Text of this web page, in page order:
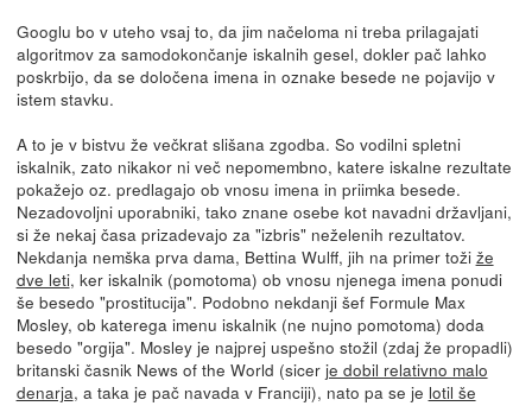
Googlu bo v uteho vsaj to, da jim načeloma ni treba prilagajati
algoritmov za samodokončanje iskalnih gesel, dokler pač lahko
poskrbijo, da se določena imena in oznake besede ne pojavijo v
istem stavku.
A to je v bistvu že večkrat slišana zgodba. So vodilni spletni
iskalnik, zato nikakor ni več nepomembno, katere iskalne rezultate
pokažejo oz. predlagajo ob vnosu imena in priimka besede.
Nezadovoljni uporabniki, tako znane osebe kot navadni državljani,
si že nekaj časa prizadevajo za "izbris" neželenih rezultatov.
Nekdanja nemška prva dama, Bettina Wulff, jih na primer toži že
dve leti, ker iskalnik (pomotoma) ob vnosu njenega imena ponudi
še besedo "prostitucija". Podobno nekdanji šef Formule Max
Mosley, ob katerega imenu iskalnik (ne nujno pomotoma) doda
besedo "orgija". Mosley je najprej uspešno stožil (zdaj že propadli)
britanski časnik News of the World (sicer je dobil relativno malo
denarja, a taka je pač navada v Franciji), nato pa se je lotil še